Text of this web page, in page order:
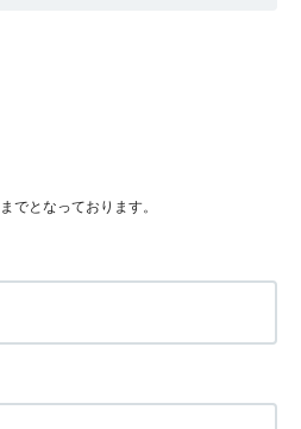
でとなっております。